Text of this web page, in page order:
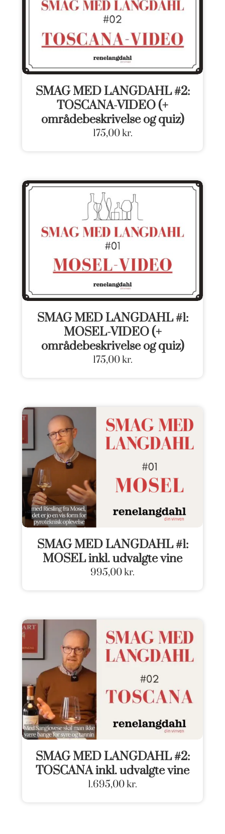
SMAG MED LANGDAHL #2:
TOSCANA-VIDEO (+
områdebeskrivelse og quiz)
175,00kr.
SMAG MED LANGDAHL #1:
MOSEL-VIDEO (+
områdebeskrivelse og quiz)
175,00kr.
SMAG MED LANGDAHL #1:
MOSEL inkl. udvalgte vine
995,00kr.
SMAG MED LANGDAHL #2:
TOSCANA inkl. udvalgte vine
1.695,00kr.